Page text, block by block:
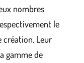
nombres
le
création. Leur
gamme de